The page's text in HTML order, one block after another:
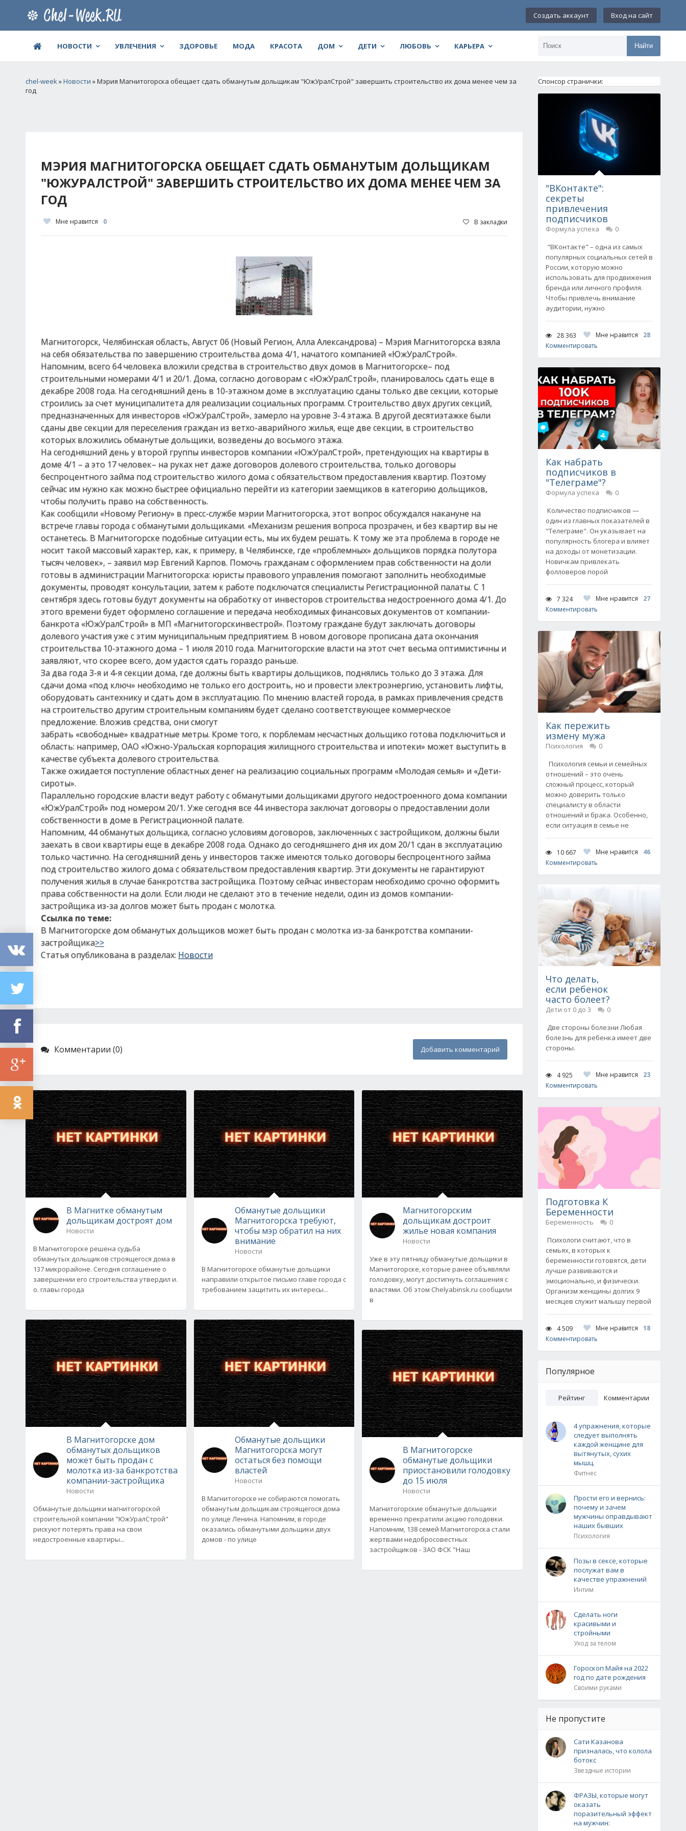
Создать аккаунт Вход на сайт
НОВОСТИ УВЛЕЧЕНИЯ ЗДОРОВЬЕ МОДА КРАСОТА ДОМ ДЕТИ ЛЮБОВЬ КАРЬЕРА Найти
chel-week»Новости » Мэрия Магнитогорска обещает сдать обманутым дольщикам "ЮжУралСтрой" завершить строительство их дома менее чем за
год
МЭРИЯ МАГНИТОГОРСКА ОБЕЩАЕТ СДАТЬ ОБМАНУТЫМ ДОЛЬЩИКАМ
"ЮЖУРАЛСТРОЙ" ЗАВЕРШИТЬ СТРОИТЕЛЬСТВО ИХ ДОМА МЕНЕЕ ЧЕМ ЗА
ГОД
Мне нравится 0 В закладки
Магнитогорск, Челябинская область, Август 06 (Новый Регион, Алла Александрова) – Мэрия Магнитогорска взяла
на себя обязательства по завершению строительства дома 4/1, начатого компанией «ЮжУралСтрой».
Напомним, всего 64 человека вложили средства в строительство двух домов в Магнитогорске– под
строительными номерами 4/1 и 20/1. Дома, согласно договорам с «ЮжУралСтрой», планировалось сдать еще в
декабре 2008 года. На сегодняшний день в 10-этажном доме в эксплуатацию сданы только две секции, которые
строились за счет муниципалитета для реализации социальных программ. Строительство двух других секций,
предназначенных для инвесторов «ЮжУралСтрой», замерло на уровне 3-4 этажа. В другой десятиэтажке были
сданы две секции для переселения граждан из ветхо-аварийного жилья, еще две секции, в строительство
которых вложились обманутые дольщики, возведены до восьмого этажа.
На сегодняшний день у второй группы инвесторов компании «ЮжУралСтрой», претендующих на квартиры в
доме 4/1 – а это 17 человек– на руках нет даже договоров долевого строительства, только договоры
беспроцентного займа под строительство жилого дома с обязательством предоставления квартир. Поэтому
сейчас им нужно как можно быстрее официально перейти из категории заемщиков в категорию дольщиков,
чтобы получить право на собственность.
Как сообщили «Новому Региону» в пресс-службе мэрии Магнитогорска, этот вопрос обсуждался накануне на
встрече главы города с обманутыми дольщиками. «Механизм решения вопроса прозрачен, и без квартир вы не
останетесь. В Магнитогорске подобные ситуации есть, мы их будем решать. К тому же эта проблема в городе не
носит такой массовый характер, как, к примеру, в Челябинске, где «проблемных» дольщиков порядка полутора
тысяч человек», – заявил мэр Евгений Карпов. Помочь гражданам с оформлением прав собственности на доли
готовы в администрации Магнитогорска: юристы правового управления помогают заполнить необходимые
документы, проводят консультации, затем к работе подключатся специалисты Регистрационной палаты. С 1
сентября здесь готовы будут документы на обработку от инвесторов строительства недостроенного дома 4/1. До
этого времени будет оформлено соглашение и передача необходимых финансовых документов от компании-
банкрота «ЮжУралСтрой» в МП «Магнитогорскинвестрой». Поэтому граждане будут заключать договоры
долевого участия уже с этим муниципальным предприятием. В новом договоре прописана дата окончания
строительства 10-этажного дома – 1 июля 2010 года. Магнитогорские власти на этот счет весьма оптимистичны и
заявляют, что скорее всего, дом удастся сдать гораздо раньше.
За два года 3-я и 4-я секции дома, где должны быть квартиры дольщиков, поднялись только до 3 этажа. Для
сдачи дома «под ключ» необходимо не только его достроить, но и провести электроэнергию, установить лифты,
оборудовать сантехнику и сдать дом в эксплуатацию. По мнению властей города, в рамках привлечения средств
на строительство другим строительным компаниям будет сделано соответствующее коммерческое
предложение. Вложив средства, они смогут
забрать «свободные» квадратные метры. Кроме того, к порблемам несчастных дольщико готова подключиться и
область: например, ОАО «Южно-Уральская корпорация жилищного строительства и ипотеки» может выступить в
качестве субъекта долевого строительства.
Также ожидается поступление областных денег на реализацию социальных программ «Молодая семья» и «Дети-
сироты».
Параллельно городские власти ведут работу с обманутыми дольщиками другого недостроенного дома компании
«ЮжУралСтрой» под номером 20/1. Уже сегодня все 44 инвестора заключат договоры о предоставлении доли
собственности в доме в Регистрационной палате.
Напомним, 44 обманутых дольщика, согласно условиям договоров, заключенных с застройщиком, должны были
заехать в свои квартиры еще в декабре 2008 года. Однако до сегодняшнего дня их дом 20/1 сдан в эксплуатацию
только частично. На сегодняшний день у инвесторов также имеются только договоры беспроцентного займа
под строительство жилого дома с обязательством предоставления квартир. Эти документы не гарантируют
получения жилья в случае банкротства застройщика. Поэтому сейчас инвесторам необходимо срочно оформить
права собственности на доли. Если люди не сделают это в течение недели, один из домов компании-
застройщика из-за долгов может быть продан с молотка.
Ссылка по теме:
В Магнитогорске дом обманутых дольщиков может быть продан с молотка из-за банкротства компании-
застройщика>>
Статья опубликована в разделах: Новости
Комментарии (0) Добавить комментарий
В Магнитке обманутым
дольщикам достроят дом
Новости
В Магнитогорске решена судьба
обманутых дольщиков строящегося дома в
137 микрорайоне. Сегодня соглашение о
завершении его строительства утвердил и.
о. главы города
В Магнитогорске дом
обманутых дольщиков
может быть продан с
молотка из-за банкротства
компании-застройщика
Новости
Обманутые дольщики магнитогорской
строительной компании "ЮжУралСтрой"
рискуют потерять права на свои
недостроенные квартиры...
Обманутые дольщики
Магнитогорска требуют,
чтобы мэр обратил на них
внимание
Новости
В Магнитогорске обманутые дольщики
направили открытое письмо главе города с
требованием защитить их интересы...
Обманутые дольщики
Магнитогорска могут
остаться без помощи
властей
Новости
В Магнитогорске не собираются помогать
обманутым дольщикам строящегося дома
по улице Ленина. Напомним, в городе
оказались обманутыми дольщики двух
домов - по улице
Магнитогорским
дольщикам достроит
жилье новая компания
Новости
Уже в эту пятницу обманутые дольщики в
Магнитогорске, которые ранее объявляли
голодовку, могут достигнуть соглашения с
властями. Об этом Chelyabinsk.ru сообщили
в
В Магнитогорске
обманутые дольщики
приостановили голодовку
до 15 июля
Новости
Магнитогорские обманутые дольщики
временно прекратили акцию голодовки.
Напомним, 138 семей Магнитогорска стали
жертвами недобросовестных
застройщиков - ЗАО ФСК "Наш
Спонсор странички:
"ВКонтакте":
секреты
привлечения
подписчиков
Формула успеха
0
"ВКонтакте" – одна из самых
популярных социальных сетей в
России, которую можно
использовать для продвижения
бренда или личного профиля.
Чтобы привлечь внимание
аудитории, нужно
28 363 Мне нравится
28
Комментировать
Как набрать
подписчиков в
"Телеграме"?
Формула успеха
0
Количество подписчиков —
один из главных показателей в
"Телеграме". Он указывает на
популярность блогера и влияет
на доходы от монетизации.
Новичкам привлекать
фолловеров порой
7 324 Мне нравится
27
Комментировать
Как пережить
измену мужа
Психология
0
Психология семьи и семейных
отношений – это очень
сложный процесс, который
можно доверить только
специалисту в области
отношений и брака. Особенно,
если ситуация в семье не
10 667 Мне нравится
46
Комментировать
Что делать,
если ребенок
часто болеет?
Дети от 0 до 3
0
Две стороны болезни Любая
болезнь для ребенка имеет две
стороны.
4 925 Мне нравится
23
Комментировать
Подготовка К
Беременности
Беременность
0
Психологи считают, что в
семьях, в которых к
беременности готовятся, дети
лучше развиваются и
эмоционально, и физически.
Организм женщины долгих 9
месяцев служит малышу первой
4 509 Мне нравится
18
Комментировать
Популярное
Рейтинг Комментарии
4 упражнения, которые
следует выполнять
каждой женщине для
вытянутых, сухих
мышц.
Фитнес
Прости его и вернись:
почему и зачем
мужчины оправдывают
наших бывших
Психология
Позы в сексе, которые
послужат вам в
качестве упражнений
Интим
Сделать ноги
красивыми и
стройными
Уход за телом
Гороскоп Майя на 2022
год по дате рождения
Своими руками
Не пропустите
Сати Казанова
призналась, что колола
ботокс
Звездные истории
ФРАЗЫ, которые могут
оказать
поразительный эффект
на мужчин: